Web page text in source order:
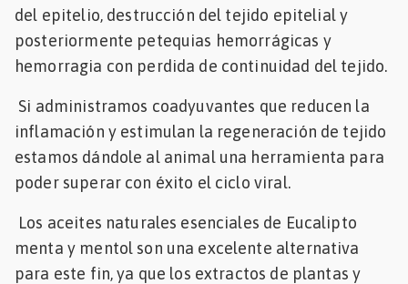
del epitelio, destrucción del tejido epitelial y
posteriormente petequias hemorrágicas y
hemorragia con perdida de continuidad del tejido.
Si administramos coadyuvantes que reducen la
inflamación y estimulan la regeneración de tejido
estamos dándole al animal una herramienta para
poder superar con éxito el ciclo viral.
Los aceites naturales esenciales de Eucalipto
menta y mentol son una excelente alternativa
para este fin, ya que los extractos de plantas y